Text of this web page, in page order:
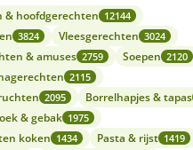
& hoofdgerechten 12144
3824 Vleesgerechten 3024
& amuses 2759 Soepen 2120
2115
2095 Borrelhapjes & tapas
& gebak 1975
koken 1434 Pasta & rijst 1419